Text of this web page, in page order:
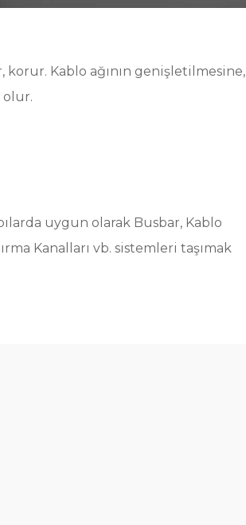
Kablo ağının genişletilmesine,
olur.
uygun olarak Busbar, Kablo
Kanalları vb. sistemleri taşımak